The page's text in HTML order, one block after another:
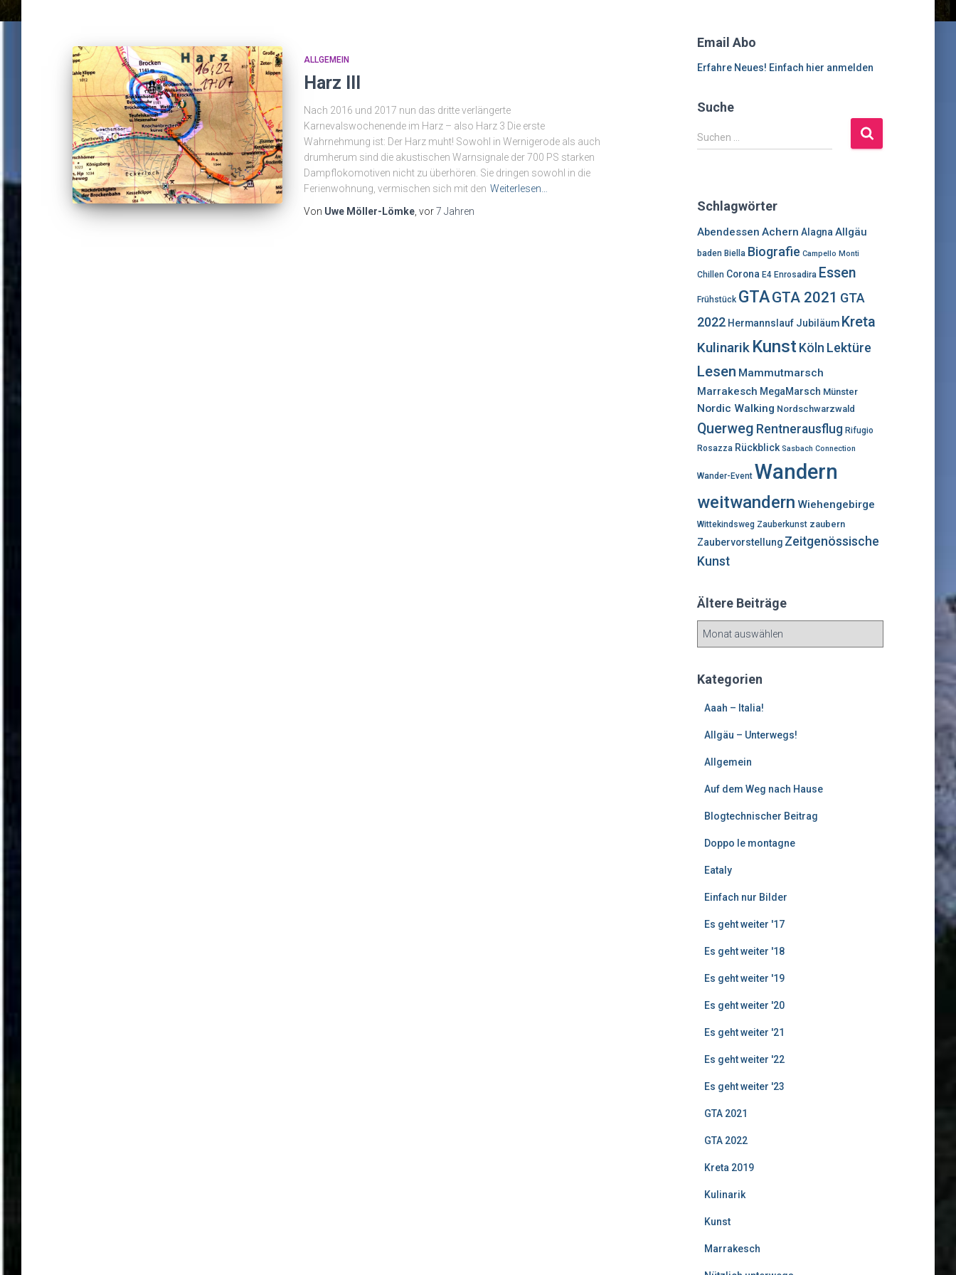
ALLGEMEIN
Harz III
Nach 2016 und 2017 nun das dritte verlängerte
Karnevalswochenende im Harz – also Harz 3 Die erste
Wahrnehmung ist: Der Harz muht! Sowohl in Wernigerode als auch
drumherum sind die akustischen Warnsignale der 700 PS starken
Dampflokomotiven nicht zu überhören. Sie dringen sowohl in die
Ferienwohnung, vermischen sich mit den Weiterlesen…
Von Uwe Möller-Lömke , vor7 Jahren
Email Abo
Erfahre Neues! Einfach hier anmelden
Suche
S
u
n
n
c
h
Suchen …
Schlagwörter
Abendessen Achern Alagna Allgäu
baden Biella Biografie Campello Monti
Chillen Corona E4 Enrosadira Essen
Frühstück GTAGTA 2021 GTA
2022 Hermannslauf Jubiläum Kreta
Kulinarik Kunst Köln Lektüre
Lesen Mammutmarsch
Marrakesch MegaMarsch Münster
Nordic Walking Nordschwarzwald
Querweg Rentnerausflug Rifugio
Rosazza Rückblick Sasbach Connection
Wander-Event Wandern
weitwandern Wiehengebirge
Wittekindsweg Zauberkunst zaubern
Zaubervorstellung Zeitgenössische
Kunst
Ältere Beiträge
e
Kategorien
Aaah – Italia!
Allgäu – Unterwegs!
Allgemein
Auf dem Weg nach Hause
Blogtechnischer Beitrag
Doppo le montagne
Eataly
Einfach nur Bilder
Es geht weiter '17
Es geht weiter '18
Es geht weiter '19
Es geht weiter '20
Es geht weiter '21
Es geht weiter '22
Es geht weiter '23
GTA 2021
GTA 2022
Kreta 2019
Kulinarik
Kunst
Marrakesch